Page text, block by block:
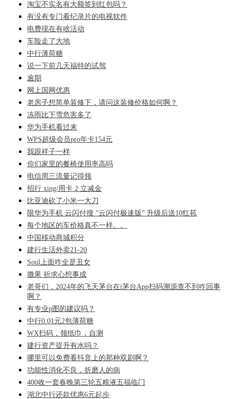
淘宝不实名有大额签到红包吗？
有没有专门看纪录片的电视软件
电费现在有啥活动
车险走了大地
中行薄荷糖
说一下前几天福特的试驾
逾期
网上国网优惠
老房子想简单装修下，请问这装修价格如何啊？
冻雨比下雪危害多了
华为手机看过来
WPS超级会员pro年卡154元
我跟祥子一样
你们家里的餐椅使用率高吗
电信周三流量记得领
招行 xing/用卡 2 立减金
比亚迪砍了小米一大刀
限华为手机 云闪付搜 “云闪付极速版” 升级后送10红苞
每个地区的车价格真不一样。。
中国移动商城积分
建行生活外卖21-20
Soul上面咋全是丑女
撒果 祈求心想事成
老哥们，2024年的飞天茅台在i茅台App扫码溯源查不到咋回事
啊？
有专业p图的建议吗？
中行0.01元2包薄荷糖
WX扫码，领纸巾，自测
建行资产提升有水吗？
哪里可以免费看抖音上的那种双剧啊？
功能性消化不良，折磨人的病
400收一套春晚第三轮五粮液五福临门
湖北中行还款优惠6元起步